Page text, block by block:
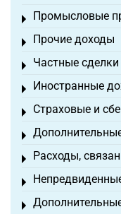
Промысловые
Toggle menu
Прочие доходы
Toggle menu
Частные
Toggle menu
Иностранные
Toggle menu
Страховые и
Toggle menu
Toggle menu
Расходы,
Toggle menu
Toggle menu
Toggle menu